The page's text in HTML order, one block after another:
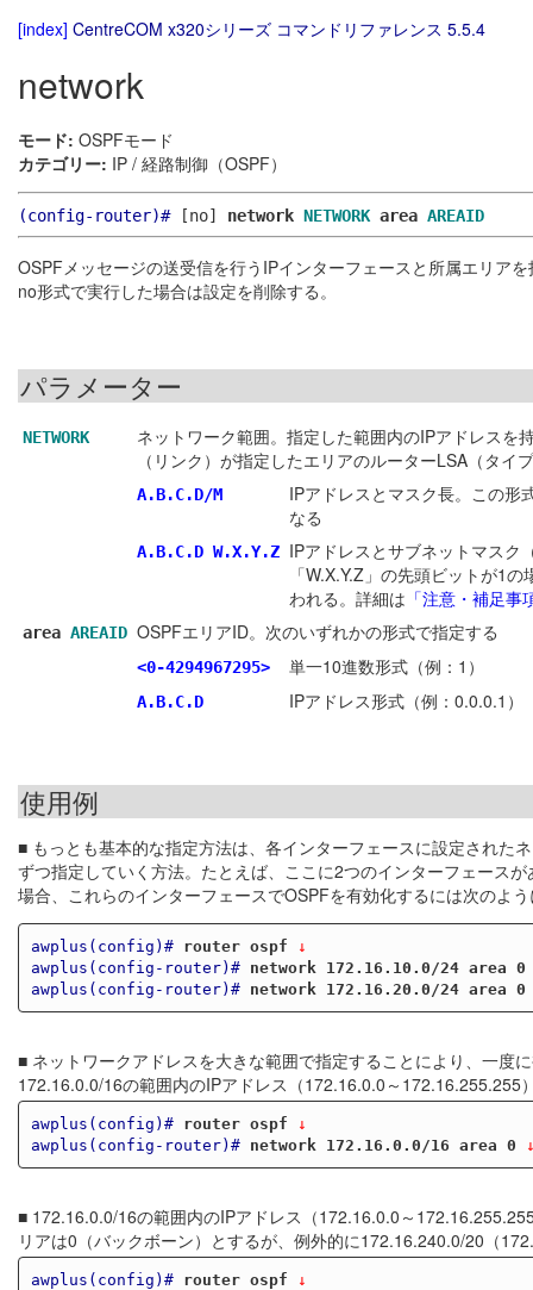
[index] CentreCOM x320シリーズ コマンドリファレンス 5.5.4
network
モード: OSPFモード
カテゴリー: IP / 経路制御（OSPF）
(config-router)#[no] network NETWORK area AREAID
OSPFメッセージの送受信を行うIPインターフェースと所属エリア
no形式で実行した場合は設定を削除する。
パラメーター
NETWORK
ネットワーク範囲。指定した範囲内のIPアドレスを
（リンク）が指定したエリアのルーターLSA（タ
A.B.C.D/M
IPアドレスとマスク長。この形
なる
A.B.C.D W.X.Y.Z IPアドレスとサブネットマスク
「W.X.Y.Z」の先頭ビットが1
われる。詳細は 「注意・補足事
area AREAID OSPFエリアID。次のいずれかの形式で指定する
<0-4294967295> 単一10進数形式（例：1）
A.B.C.D IPアドレス形式（例：0.0.0.1）
使用例
■ もっとも基本的な指定方法は、各インターフェースに設定された
ずつ指定していく方法。たとえば、ここに2つのインターフェース
場合、これらのインターフェースでOSPFを有効化するには次のよ
awplus(config)# router ospf ↓
awplus(config-router)#
network 172.16.10.0/24 area 0
awplus(config-router)#
network 172.16.20.0/24 area 0
■ ネットワークアドレスを大きな範囲で指定することにより、一度
172.16.0.0/16の範囲内のIPアドレス（172.16.0.0～
awplus(config)# router ospf ↓
awplus(config-router)#
network 172.16.0.0/16 area 0
■ 172.16.0.0/16の範囲内のIPアドレス（172.16.0.0～
リアは0（バックボーン）とするが、例外的に172.16.240.0/20（
awplus(config)# router ospf ↓